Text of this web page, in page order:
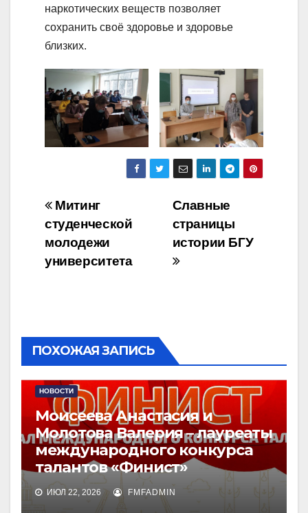
наркотических веществ позволяет
сохранить своё здоровье и здоровье
близких.
Навигация
по
записям
Славные
страницы
истории БГУ
Митинг
студенческой
молодежи
университета
ПОХОЖАЯ ЗАПИСЬ
НОВОСТИ
Моисеева Анастасия и
Молотова Валерия – лауреаты
международного конкурса
талантов «Финист»
ИЮЛ 22, 2026 FMFADMIN